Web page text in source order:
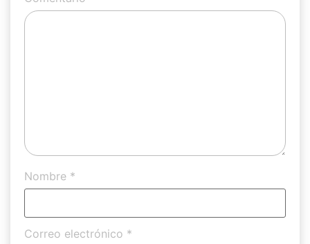
Nombre *
Correo electrónico *